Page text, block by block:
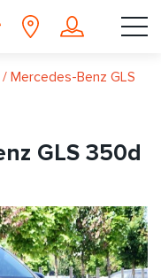
/ Mercedes-Benz GLS
GLS 350d